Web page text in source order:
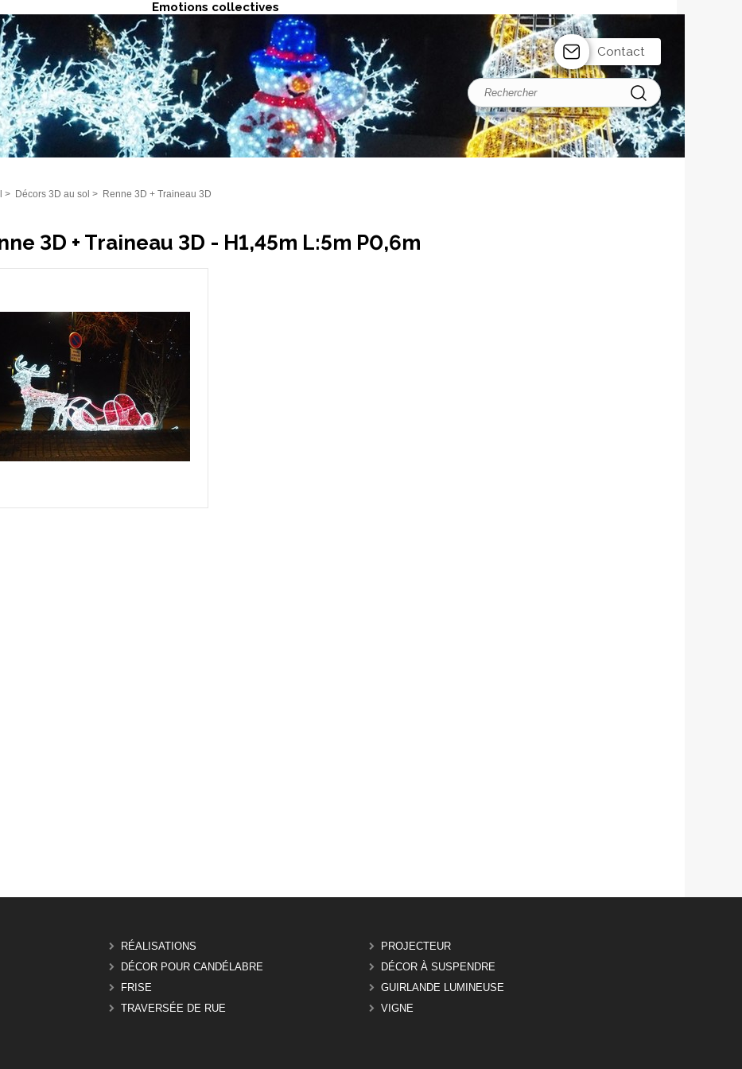
Emotions collectives
Contact
> Décors 3D au sol > Renne 3D + Traineau 3D
3D + Traineau 3D - H1,45m L:5m P0,6m
RÉALISATIONS
PROJECTEUR
DÉCOR POUR CANDÉLABRE
DÉCOR À SUSPENDRE
FRISE
GUIRLANDE LUMINEUSE
TRAVERSÉE DE RUE VIGNE